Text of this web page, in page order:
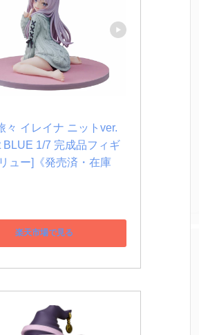
々 イレイナ ニットver.
BLUE 1/7 完成品フィギ
ュー]《発売済・在庫
楽天市場で見る